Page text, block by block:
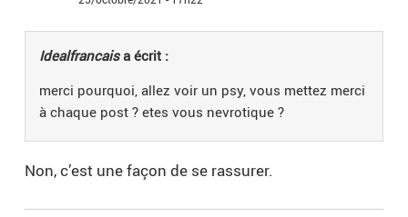
Idealfrancaisa écrit :
merci pourquoi, allez voir un psy, vous mettez merci
à chaque post ? etes vous nevrotique ?
Non, c’est une façon de se rassurer.